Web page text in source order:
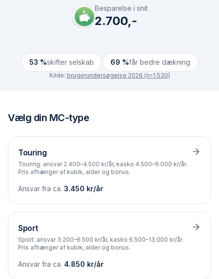
Besparelse i snit
2.700,-
53 %skifter selskab 69 %får bedre dækning
Kilde: brugerundersøgelse 2026 (n=1.530)
Vælg din MC-type
Touring
Touring: ansvar 2.400–4.500 kr/år, kasko 4.500–9.000 kr/år.
Pris afhænger af kubik, alder og bonus.
Ansvar fra ca. 3.450 kr/år
Sport
Sport: ansvar 3.200–6.500 kr/år, kasko 6.500–13.000 kr/år.
Pris afhænger af kubik, alder og bonus.
Ansvar fra ca. 4.850 kr/år